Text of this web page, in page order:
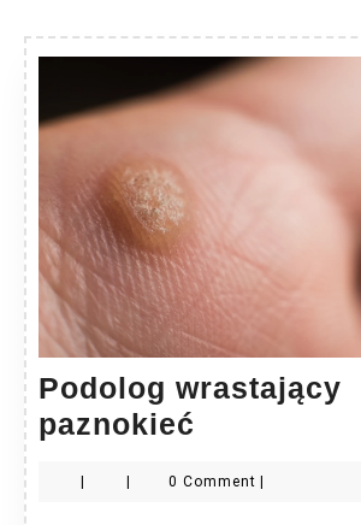
Podolog wrastający
paznokieć
paznokieć
| | 0 Comment |